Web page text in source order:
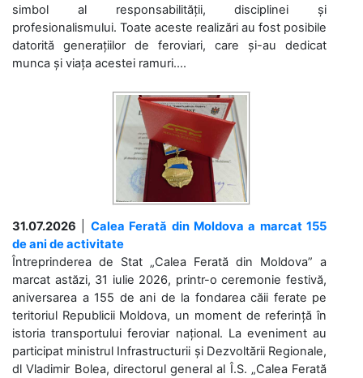
simbol al responsabilității, disciplinei și
profesionalismului. Toate aceste realizări au fost posibile
datorită generațiilor de feroviari, care și-au dedicat
munca și viața acestei ramuri....
31.07.2026
Calea Ferată din Moldova a marcat 155
de ani de activitate
Întreprinderea de Stat „Calea Ferată din Moldova” a
marcat astăzi, 31 iulie 2026, printr-o ceremonie festivă,
aniversarea a 155 de ani de la fondarea căii ferate pe
teritoriul Republicii Moldova, un moment de referință în
istoria transportului feroviar național. La eveniment au
participat ministrul Infrastructurii și Dezvoltării Regionale,
dl Vladimir Bolea, directorul general al Î.S. „Calea Ferată